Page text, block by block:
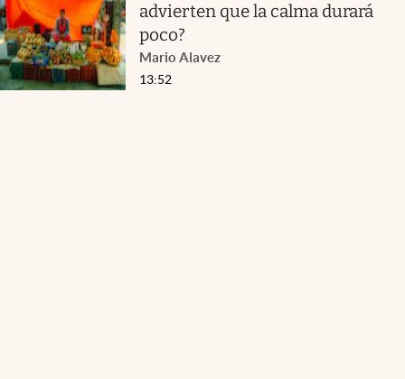
advierten que la calma durará
poco?
Mario Alavez
13:52